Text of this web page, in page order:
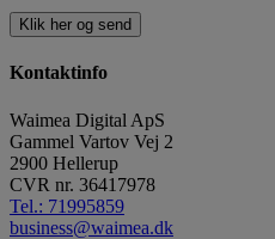
Kontaktinfo
Waimea Digital ApS
Gammel Vartov Vej 2
2900 Hellerup
CVR nr. 36417978
Tel.: 71995859
business@waimea.dk